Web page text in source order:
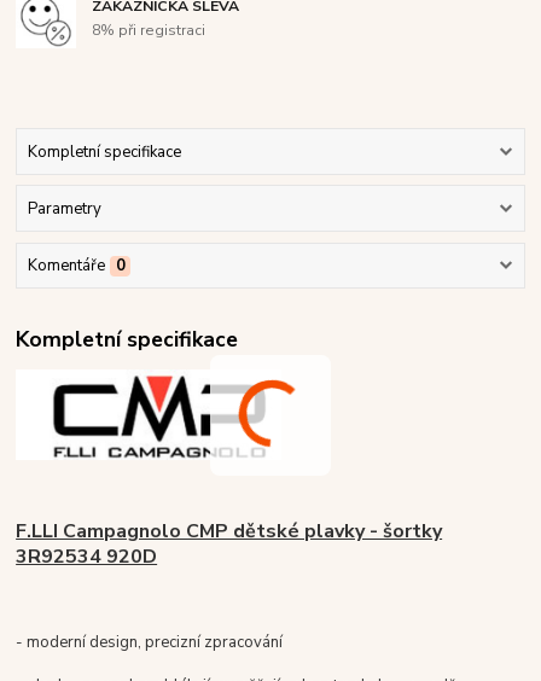
ZÁKAZNICKÁ SLEVA
8% při registraci
Kompletní specifikace
Parametry
Komentáře 0
Kompletní specifikace
F.LLI Campagnolo CMP dětské plavky - šortky
3R92534 920D
- moderní design, precizní zpracování